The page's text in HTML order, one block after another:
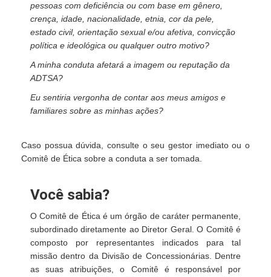
pessoas com deficiência ou com base em gênero,
crença, idade, nacionalidade, etnia, cor da pele,
estado civil, orientação sexual e/ou afetiva, convicção
política e ideológica ou qualquer outro motivo?
A minha conduta afetará a imagem ou reputação da
ADTSA?
Eu sentiria vergonha de contar aos meus amigos e
familiares sobre as minhas ações?
Caso possua dúvida, consulte o seu gestor imediato ou o
Comitê de Ética sobre a conduta a ser tomada.
Você sabia?
O Comitê de Ética é um órgão de caráter permanente,
subordinado diretamente ao Diretor Geral. O Comitê é
composto por representantes indicados para tal
missão dentro da Divisão de Concessionárias. Dentre
as suas atribuições, o Comitê é responsável por